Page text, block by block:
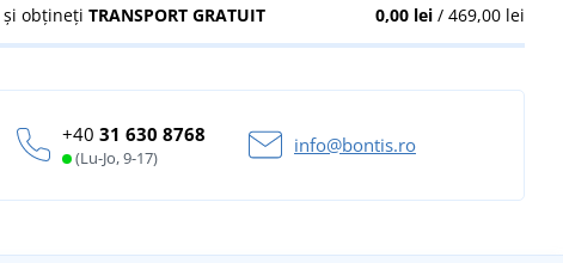
0,00 lei/ 469,00 lei
și obțineți TRANSPORT GRATUIT
+40 31 630 8768
(Lu-Jo, 9-17)
info@bontis.ro